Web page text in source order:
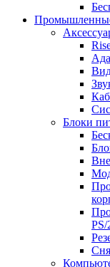
Блоки
PS/